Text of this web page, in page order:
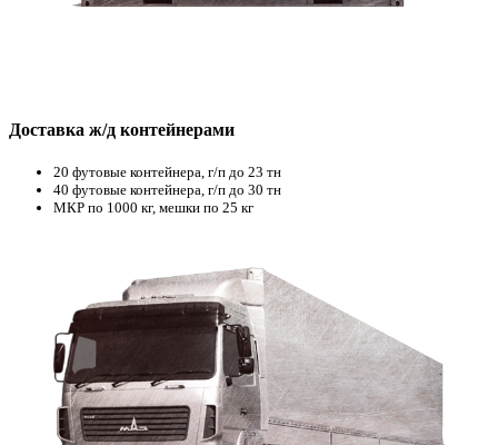
Доставка ж/д контейнерами
20 футовые контейнера, г/п до 23 тн
40 футовые контейнера, г/п до 30 тн
МКР по 1000 кг, мешки по 25 кг